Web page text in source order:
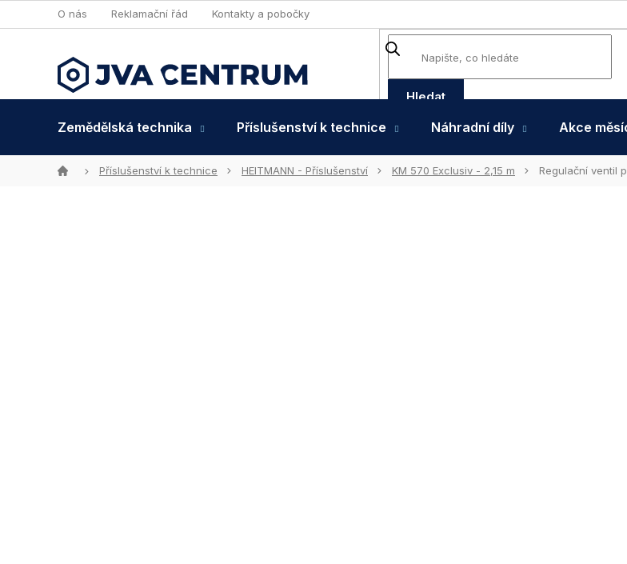
na
O nás Reklamační řád Kontakty a pobočky
Hledat
Zemědělská technika
Příslušenství k technice Náhradní díly Akce
DomůPříslušenství k technice HEITMANN - Příslušenství KM 570 Exclusiv - 2,15 m Regulační ventil